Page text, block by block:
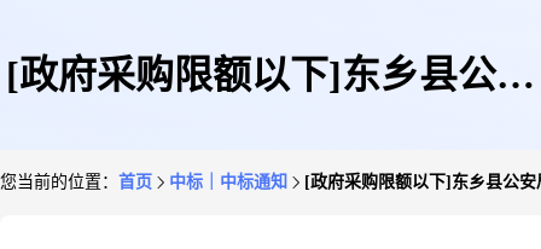
[政府采购限额以下]东乡县公安
您当前的位置： 首页 中标｜中标通知 [政府采购限额以下]东乡县公